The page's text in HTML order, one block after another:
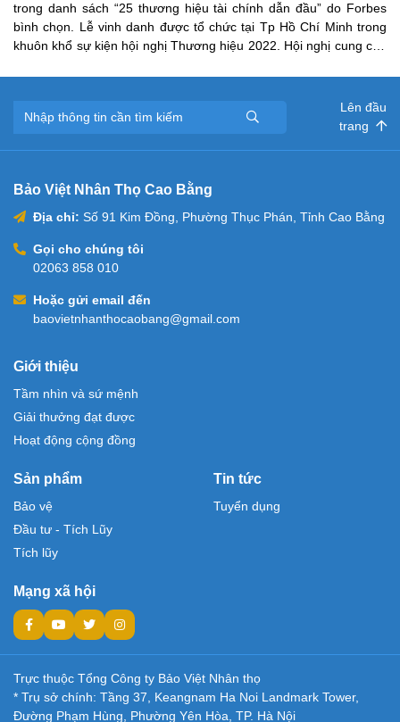
trong danh sách “25 thương hiệu tài chính dẫn đầu” do Forbes
bình chọn. Lễ vinh danh được tổ chức tại Tp Hồ Chí Minh trong
khuôn khổ sự kiện hội nghị Thương hiệu 2022. Hội nghị cung cấp
kinh nghiệm và đưa ra các quan điểm về việc xây dựng thương
hiệu trong bối cảnh hậu COVID-19.
Lên đầu
trang
Bảo Việt Nhân Thọ Cao Bằng
Địa chỉ: Số 91 Kim Đồng, Phường Thục Phán, Tỉnh Cao Bằng
Gọi cho chúng tôi
02063 858 010
Hoặc gửi email đến
baovietnhanthocaobang@gmail.com
Giới thiệu
Tầm nhìn và sứ mệnh
Giải thưởng đạt được
Hoạt động cộng đồng
Sản phẩm
Bảo vệ
Đầu tư - Tích Lũy
Tích lũy
Mạng xã hội
Tin tức
Tuyển dụng
Trực thuộc Tổng Công ty Bảo Việt Nhân thọ
* Trụ sở chính: Tầng 37, Keangnam Ha Noi Landmark Tower,
Đường Phạm Hùng, Phường Yên Hòa, TP. Hà Nội